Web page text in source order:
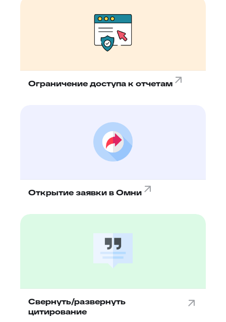
Ограничение доступа к отчетам
Открытие заявки в Омни
Свернуть/развернуть
цитирование